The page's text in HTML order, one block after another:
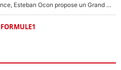
Comme pour le final du Tour de France, Esteban Ocon propose un Grand Prix de Formule 1 à Paris : «Autour de l’Arc de Triomphe, ce serait génial» !